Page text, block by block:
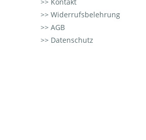
Widerrufsbelehrung
AGB
Datenschutz